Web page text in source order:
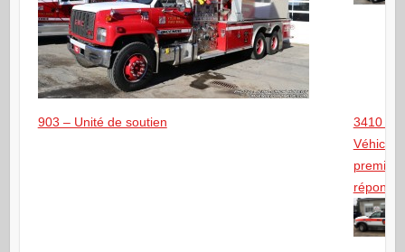
903 – Unité de soutien
3410 –
Véhicule